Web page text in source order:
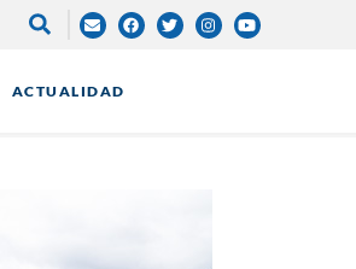
ACTUALIDAD